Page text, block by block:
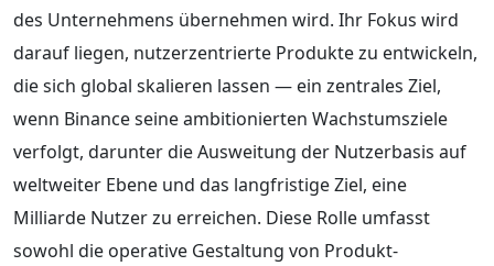
des Unternehmens übernehmen wird. Ihr Fokus wird
darauf liegen, nutzerzentrierte Produkte zu entwickeln,
die sich global skalieren lassen — ein zentrales Ziel,
wenn Binance seine ambitionierten Wachstumsziele
verfolgt, darunter die Ausweitung der Nutzerbasis auf
weltweiter Ebene und das langfristige Ziel, eine
Milliarde Nutzer zu erreichen. Diese Rolle umfasst
sowohl die operative Gestaltung von Produkt-